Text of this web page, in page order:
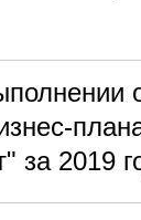
за 2019